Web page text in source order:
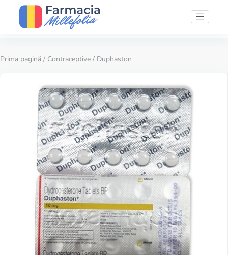
Prima pagină / Contraceptive / Duphaston